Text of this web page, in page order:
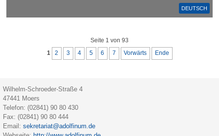
DEUTSCH
Seite 1 von 93
1 2 3 4 5 6 7 Vorwärts Ende
Wilhelm-Schroeder-Straße 4
47441 Moers
Telefon: (02841) 90 80 430
Fax: (02841) 90 80 444
Email:sekretariat@adolfinum.de